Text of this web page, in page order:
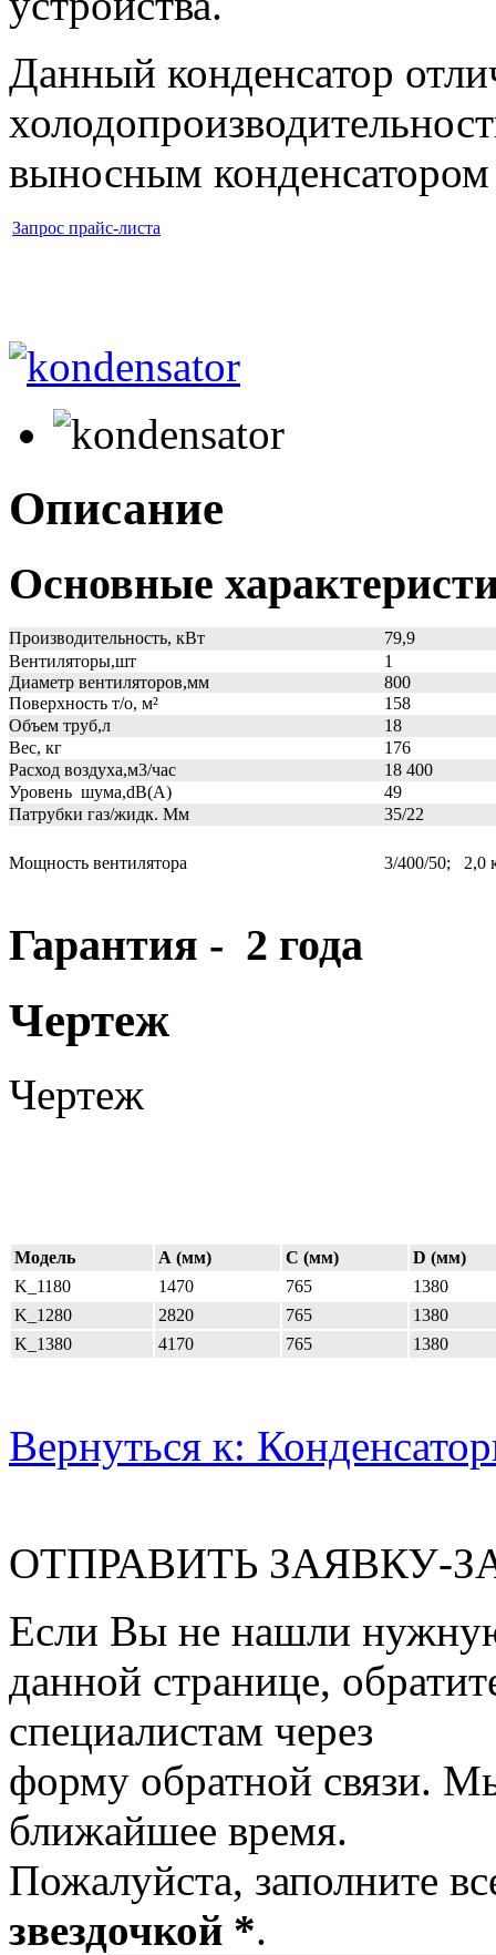
Данный конденсатор
выносным конденсатором
Запрос прайс-листа
Описание
Основные
Производительность, кВт
79,9
Вентиляторы,шт
1
Диаметр вентиляторов,мм
800
Поверхность т/о, м²
158
Объем труб,л
18
Вес, кг
176
Расход воздуха,м3/час
18 400
Уровень шума,dB(A)
49
Патрубки газ/жидк. Мм
35/22
Мощность вентилятора 3/400/50; 2,0
Гарантия - 2 года
Чертеж
Чертеж
Модель А (мм) C (мм)
D (мм)
K_1180
1470 765
1380
K_1280
2820 765
1380
K_1380
4170 765 1380
Вернуться к:
ОТПРАВИТЬ ЗАЯВКУ-
Если Вы не нашли
данной странице,
специалистам через
форму обратной связи.
ближайшее время.
Пожалуйста, заполните
звездочкой *.